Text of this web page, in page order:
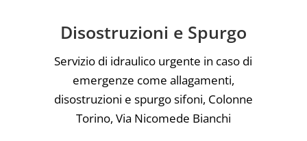
Disostruzioni e Spurgo
Servizio di idraulico urgente in caso di
emergenze come allagamenti,
disostruzioni e spurgo sifoni, Colonne
Torino, Via Nicomede Bianchi